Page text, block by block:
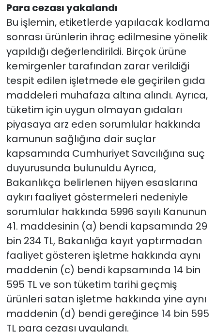
Para cezası yakalandı
Bu işlemin, etiketlerde yapılacak kodlama
sonrası ürünlerin ihraç edilmesine yönelik
yapıldığı değerlendirildi. Birçok ürüne
kemirgenler tarafından zarar verildiği
tespit edilen işletmede ele geçirilen gıda
maddeleri muhafaza altına alındı. Ayrıca,
tüketim için uygun olmayan gıdaları
piyasaya arz eden sorumlular hakkında
kamunun sağlığına dair suçlar
kapsamında Cumhuriyet Savcılığına suç
duyurusunda bulunuldu Ayrıca,
Bakanlıkça belirlenen hijyen esaslarına
aykırı faaliyet göstermeleri nedeniyle
sorumlular hakkında 5996 sayılı Kanunun
41. maddesinin (a) bendi kapsamında 29
bin 234 TL, Bakanlığa kayıt yaptırmadan
faaliyet gösteren işletme hakkında aynı
maddenin (c) bendi kapsamında 14 bin
595 TL ve son tüketim tarihi geçmiş
ürünleri satan işletme hakkında yine aynı
maddenin (d) bendi gereğince 14 bin 595
TL para cezası uygulandı.